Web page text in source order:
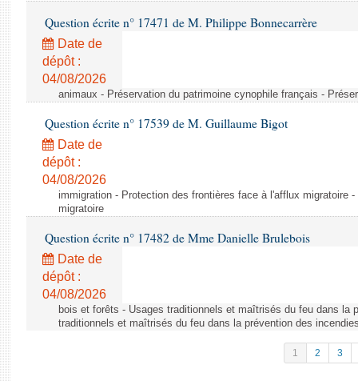
Question écrite n° 17471 de M. Philippe Bonnecarrère
Date de
dépôt :
04/08/2026
animaux - Préservation du patrimoine cynophile français -
Question écrite n° 17539 de M. Guillaume Bigot
Date de
dépôt :
04/08/2026
immigration - Protection des frontières face à l'afflux migratoire
migratoire
Question écrite n° 17482 de Mme Danielle Brulebois
Date de
dépôt :
04/08/2026
bois et forêts - Usages traditionnels et maîtrisés du feu dans la
traditionnels et maîtrisés du feu dans la prévention des
1 2 3